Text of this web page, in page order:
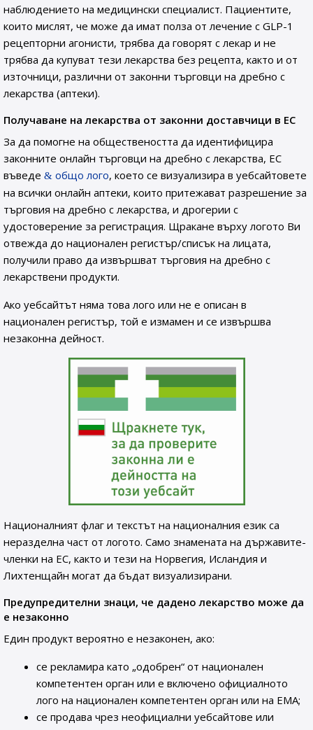
наблюдението на медицински специалист. Пациентите,
които мислят, че може да имат полза от лечение с GLP-1
рецепторни агонисти, трябва да говорят с лекар и не
трябва да купуват тези лекарства без рецепта, както и от
източници, различни от законни търговци на дребно с
лекарства (аптеки).
Получаване на лекарства от законни доставчици в ЕС
За да помогне на обществеността да идентифицира
законните онлайн търговци на дребно с лекарства, ЕС
въведе
общо лого, което се визуализира в уебсайтовете
на всички онлайн аптеки, които притежават разрешение за
търговия на дребно с лекарства, и дрогерии с
удостоверение за регистрация. Щракане върху логото Ви
отвежда до национален регистър/списък на лицата,
получили право да извършват търговия на дребно с
лекарствени продукти.
Ако уебсайтът няма това лого или не е описан в
национален регистър, той е измамен и се извършва
незаконна дейност.
Националният флаг и текстът на националния език са
неразделна част от логото. Само знамената на държавите-
членки на ЕС, както и тези на Норвегия, Исландия и
Лихтенщайн могат да бъдат визуализирани.
Предупредителни знаци, че дадено лекарство може да
е незаконно
Един продукт вероятно е незаконен, ако:
се рекламира като „одобрен“ от национален
компетентен орган или е включено официалното
лого на национален компетентен орган или на ЕМА;
се продава чрез неофициални уебсайтове или